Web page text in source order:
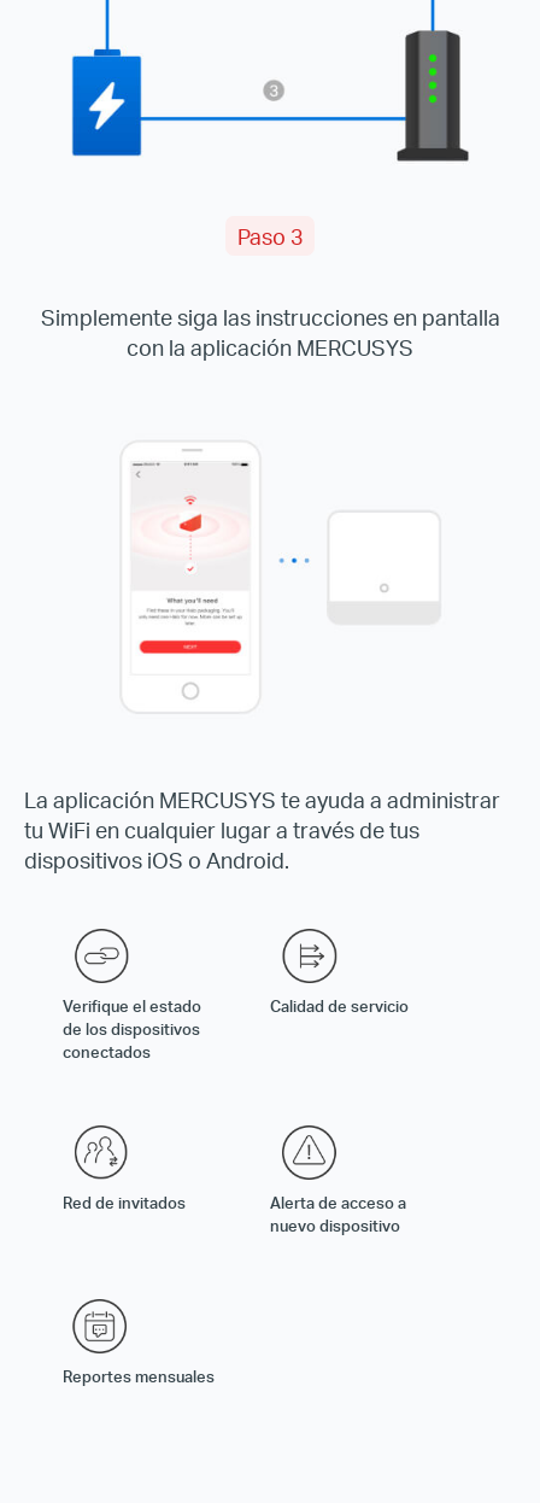
Paso 3
Simplemente siga las instrucciones en pantalla
con la aplicación MERCUSYS
La aplicación MERCUSYS te ayuda a administrar
tu WiFi en cualquier lugar a través de tus
dispositivos iOS o Android.
Verifique el estado
de los dispositivos
conectados
Calidad de servicio
Red de invitados
Alerta de acceso a
nuevo dispositivo
Reportes mensuales